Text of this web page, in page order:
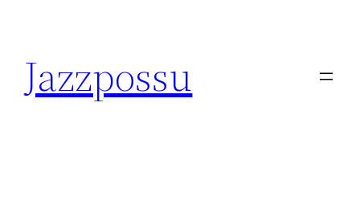
content
Jazzpossu